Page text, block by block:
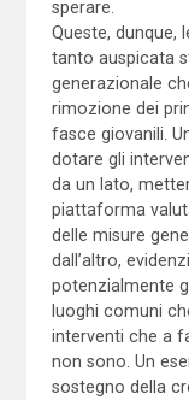
sperare.
Queste, dunque,
tanto auspicata
generazionale
rimozione dei
fasce giovanili.
dotare gli
da un lato,
piattaforma
delle misure
dall’altro,
potenzialmente
luoghi comuni
interventi che a
non sono. Un
sostegno della